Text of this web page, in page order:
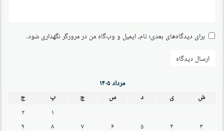
برای دیدگاه‌های بعدی؛ نام، ایمیل و وب‌گاه من در مرورگر نگهداری شود.
مرداد ۱۴۰۵
ش
ی د س چ پ
ج
۱
۲
۳
۴ ۵ ۶ ۷ ۸
۹